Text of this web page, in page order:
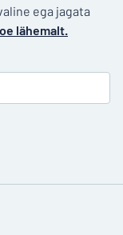
ega jagata
lähemalt.